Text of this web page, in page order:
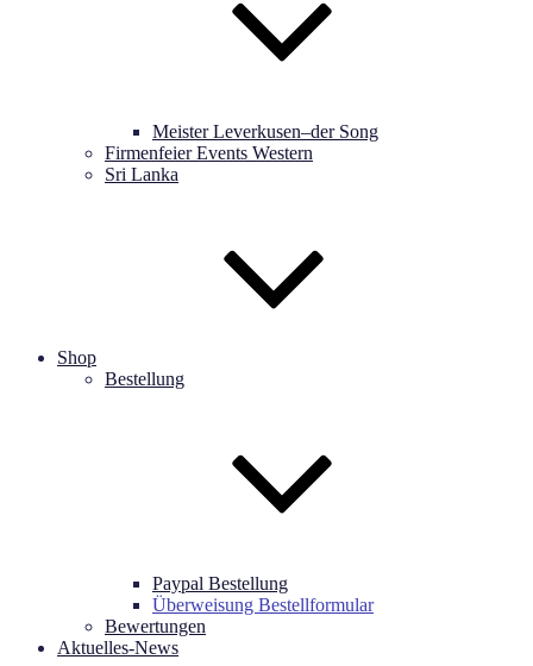
Meister Leverkusen–der Song
Firmenfeier Events Western
Sri Lanka
Shop
Bestellung
Paypal Bestellung
Überweisung Bestellformular
Bewertungen
Aktuelles-News